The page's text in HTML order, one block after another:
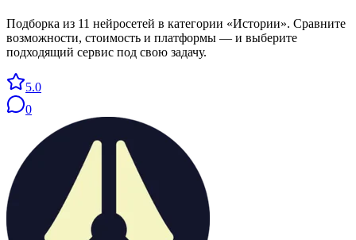
Подборка из 11 нейросетей в категории «Истории». Сравните
возможности, стоимость и платформы — и выберите
подходящий сервис под свою задачу.
5.0
0